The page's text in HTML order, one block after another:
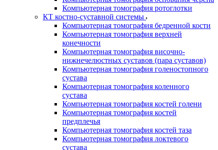
Компьютерная томография ротоглотки
КТ костно-суставной системы
Компьютерная томография бедренной кости
Компьютерная томография верхней
конечности
Компьютерная томография височно-
нижнечелюстных суставов (пара суставов)
Компьютерная томография голеностопного
сустава
Компьютерная томография коленного
сустава
Компьютерная томография костей голени
Компьютерная томография костей
предплечья
Компьютерная томография костей таза
Компьютерная томография локтевого
сустава